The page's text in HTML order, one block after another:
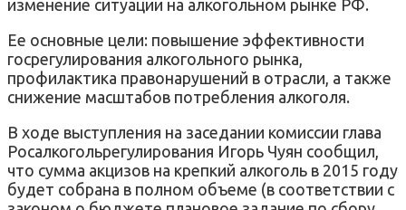
изменение ситуации на алкогольном рынке РФ.
Ее основные цели: повышение эффективности
госрегулирования алкогольного рынка,
профилактика правонарушений в отрасли, а также
снижение масштабов потребления алкоголя.
В ходе выступления на заседании комиссии глава
Росалкогольрегулирования Игорь Чуян сообщил,
что сумма акцизов на крепкий алкоголь в 2015 году
будет собрана в полном объеме (в соответствии с